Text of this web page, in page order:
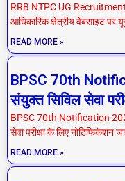
RRB NTPC UG Recruitment
आधिकारिक क्षेत्रीय वेबसाइट पर
READ MORE »
BPSC 70th
संयुक्त सिविल सेवा
BPSC 70th Notification
सेवा परीक्षा के लिए नोटिफिकेशन
READ MORE »